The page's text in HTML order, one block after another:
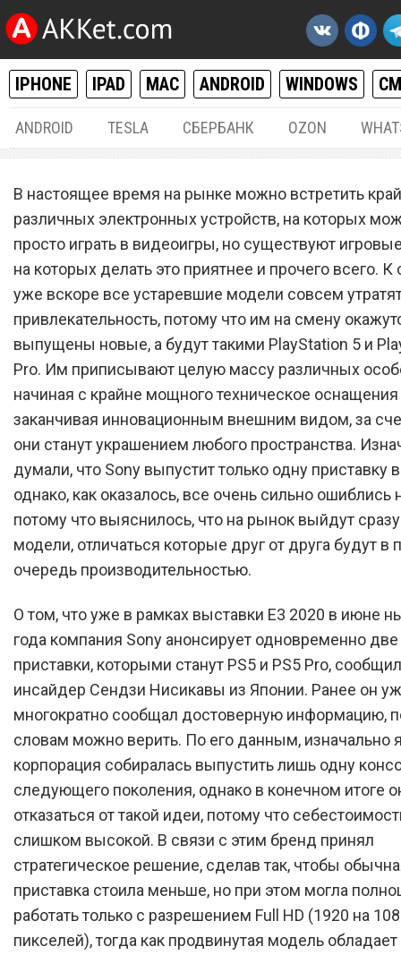
IPHONE IPAD MAC ANDROID WINDOWS
ANDROID TESLA СБЕРБАНК OZON
Sony выпустила
консоли PlayStation 5 и
PlayStation 5 Pro
В настоящее время на рынке можно встретить
различных электронных устройств, на которых
просто играть в видеоигры, но существуют
на которых делать это приятнее и прочего всего. К
уже вскоре все устаревшие модели совсем
привлекательность, потому что им на смену
выпущены новые, а будут такими PlayStation 5 и
Pro. Им приписывают целую массу различных
начиная с крайне мощного техническое оснащения
заканчивая инновационным внешним видом, за
они станут украшением любого пространства.
думали, что Sony выпустит только одну приставку
однако, как оказалось, все очень сильно ошиблись
потому что выяснилось, что на рынок выйдут
модели, отличаться которые друг от друга будут в
очередь производительностью.
О том, что уже в рамках выставки E3 2020 в июне
года компания Sony анонсирует одновременно
приставки, которыми станут PS5 и PS5 Pro,
инсайдер Сендзи Нисикавы из Японии. Ранее он
многократно сообщал достоверную информацию,
словам можно верить. По его данным, изначально
корпорация собиралась выпустить лишь одну
следующего поколения, однако в конечном итоге
отказаться от такой идеи, потому что
слишком высокой. В связи с этим бренд принял
стратегическое решение, сделав так, чтобы
приставка стоила меньше, но при этом могла
работать только с разрешением Full HD (1920 на
пикселей), тогда как продвинутая модель обладает